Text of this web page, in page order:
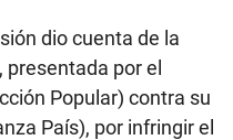
dio cuenta de la
por el
Popular) contra su
País), por infringir el